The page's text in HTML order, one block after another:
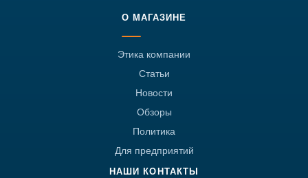
О МАГАЗИНЕ
Этика компании
Статьи
Новости
Обзоры
Политика
Для предприятий
НАШИ КОНТАКТЫ